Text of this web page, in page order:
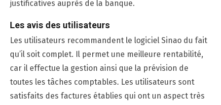
justificatives auprès de la banque.
Les avis des utilisateurs
Les utilisateurs recommandent le logiciel Sinao du fait
qu’il soit complet. Il permet une meilleure rentabilité,
car il effectue la gestion ainsi que la prévision de
toutes les tâches comptables. Les utilisateurs sont
satisfaits des factures établies qui ont un aspect très